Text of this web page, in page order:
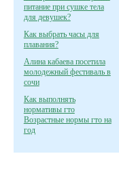
питание при сушке тела
для девушек?
Как выбрать часы для
плавания?
Алина кабаева посетила
молодежный фестиваль в
сочи
Как выполнять
нормативы гто
Возрастные нормы гто на
год